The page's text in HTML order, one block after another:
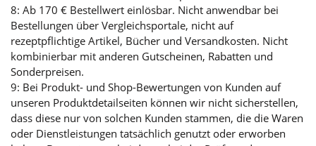
8: Ab 170 € Bestellwert einlösbar. Nicht anwendbar bei
Bestellungen über Vergleichsportale, nicht auf
rezeptpflichtige Artikel, Bücher und Versandkosten. Nicht
kombinierbar mit anderen Gutscheinen, Rabatten und
Sonderpreisen.
9: Bei Produkt- und Shop-Bewertungen von Kunden auf
unseren Produktdetailseiten können wir nicht sicherstellen,
dass diese nur von solchen Kunden stammen, die die Waren
oder Dienstleistungen tatsächlich genutzt oder erworben